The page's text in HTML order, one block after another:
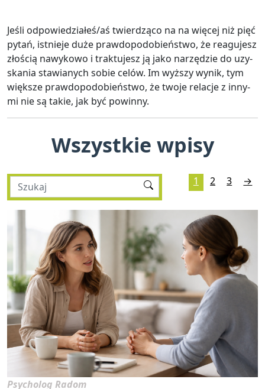
Jeśli od­po­wie­dzia­łeś/aś twier­dzą­co na na wię­cej niż pięć
pytań, ist­nie­je duże praw­do­po­do­bień­stwo, że re­agu­jesz
zło­ścią na­wy­ko­wo i trak­tu­jesz ją jako na­rzę­dzie do uzy­
ska­nia sta­wia­nych sobie celów. Im wyż­szy wynik, tym
więk­sze praw­do­po­do­bień­stwo, że twoje re­la­cje z in­ny­
mi nie są takie, jak być po­win­ny.
Wszystkie wpisy
1 2 3 →
Psycholog Radom